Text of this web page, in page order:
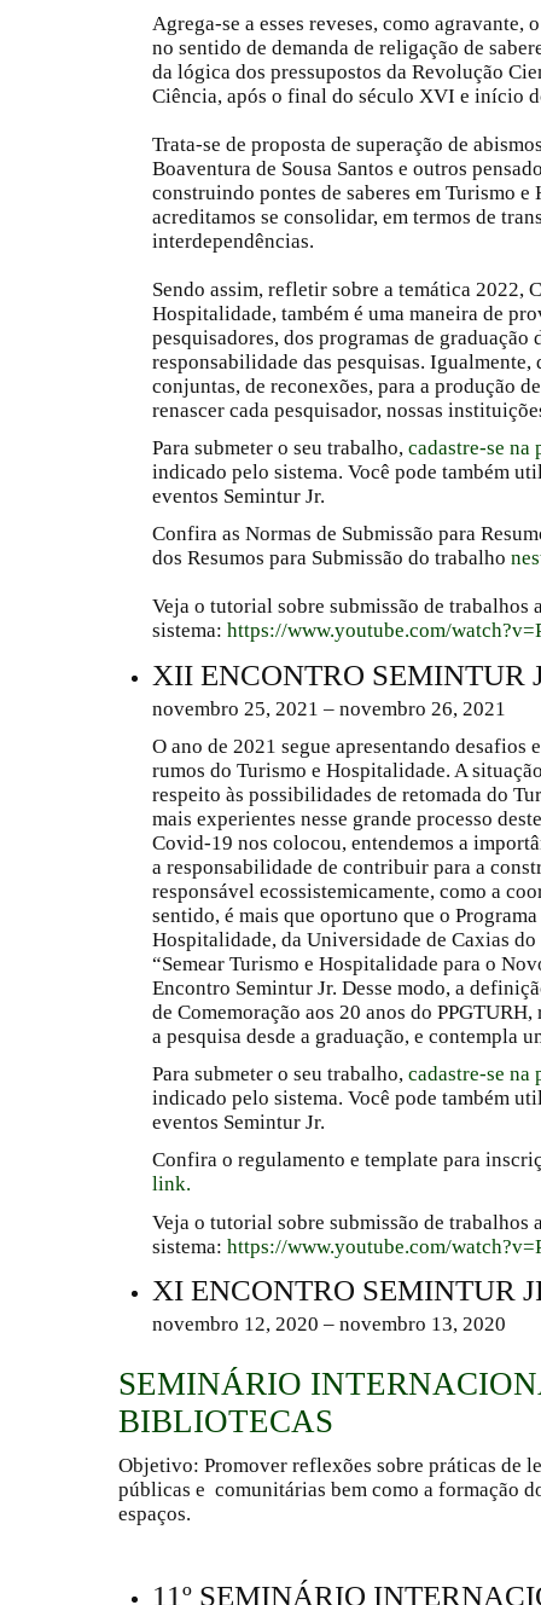
Agrega-se a esses reveses, como
no sentido de demanda de religação de
da lógica dos pressupostos da Revolução
Ciência, após o final do século XVI e início
Trata-se de proposta de superação de
Boaventura de Sousa Santos e outros
construindo pontes de saberes em Turismo
acreditamos se consolidar, em termos de
interdependências.
Sendo assim, refletir sobre a temática 2022,
Hospitalidade, também é uma maneira de
pesquisadores, dos programas de graduação
responsabilidade das pesquisas. Igualmente,
conjuntas, de reconexões, para a produção
renascer cada pesquisador, nossas
Para submeter o seu trabalho, cadastre-se na
indicado pelo sistema. Você pode também
eventos Semintur Jr.
Confira as Normas de Submissão para
dos Resumos para Submissão do trabalho
Veja o tutorial sobre submissão de trabalhos
sistema: https://www.youtube.com/
XII ENCONTRO SEMINTUR
novembro 25, 2021 – novembro 26, 2021
O ano de 2021 segue apresentando
rumos do Turismo e Hospitalidade. A
respeito às possibilidades de retomada do
mais experientes nesse grande processo
Covid-19 nos colocou, entendemos a
a responsabilidade de contribuir para a
responsável ecossistemicamente, como a
sentido, é mais que oportuno que o
Hospitalidade, da Universidade de Caxias
“Semear Turismo e Hospitalidade para o
Encontro Semintur Jr. Desse modo, a
de Comemoração aos 20 anos do
a pesquisa desde a graduação, e contempla
Para submeter o seu trabalho, cadastre-se na
indicado pelo sistema. Você pode também
eventos Semintur Jr.
Confira o regulamento e template para
link.
Veja o tutorial sobre submissão de trabalhos
sistema: https://www.youtube.com/
XI ENCONTRO SEMINTUR
novembro 12, 2020 – novembro 13, 2020
SEMINÁRIO
BIBLIOTECAS
Objetivo: Promover reflexões sobre práticas de
públicas e comunitárias bem como a formação
espaços.
11º SEMINÁRIO